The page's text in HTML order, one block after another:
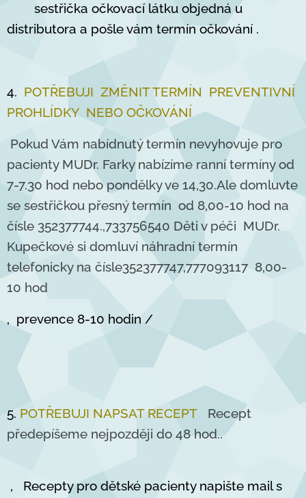
sestřička očkovací látku objedná u
distributora a pošle vám termín očkování .
4. POTŘEBUJI ZMĚNIT TERMÍN PREVENTIVNÍ
PROHLÍDKY NEBO OČKOVÁNÍ
Pokud Vám nabídnutý termín nevyhovuje pro
pacienty MUDr. Farky nabízíme ranní termíny od
7-7.30 hod nebo pondělky ve 14,30.Ale domluvte
se sestřičkou přesný termín od 8,00-10 hod na
čísle 352377744.,733756540 Děti v péči MUDr.
Kupečkové si domluví náhradní termín
telefonicky na čísle352377747,777093117 8,00-
10 hod
, prevence 8-10 hodin /
5. POTŘEBUJI NAPSAT RECEPT Recept
předepíšeme nejpozději do 48 hod..
, Recepty pro dětské pacienty napište mail s